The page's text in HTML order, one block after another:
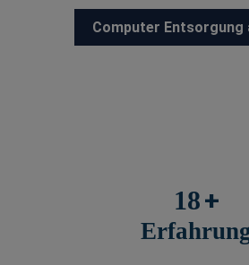
Computer Entsorgung
18+